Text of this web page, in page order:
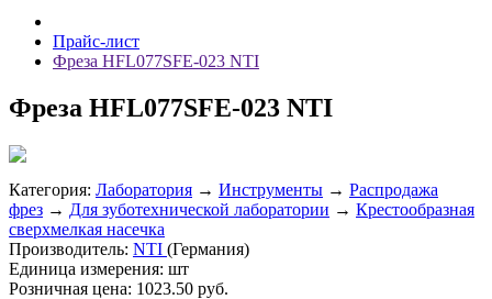
Прайс-лист
Фреза HFL077SFE-023 NTI
Фреза HFL077SFE-023 NTI
Категория: Лаборатория → Инструменты → Распродажа
фрез → Для зуботехнической лаборатории → Крестообразная
сверхмелкая насечка
Производитель: NTI (Германия)
Единица измерения: шт
Розничная цена: 1023.50 руб.